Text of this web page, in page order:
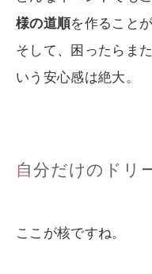
様の道順を作ること
そして、困ったらま
いう安心感は絶大。
自分だけのド
ここが核ですね。